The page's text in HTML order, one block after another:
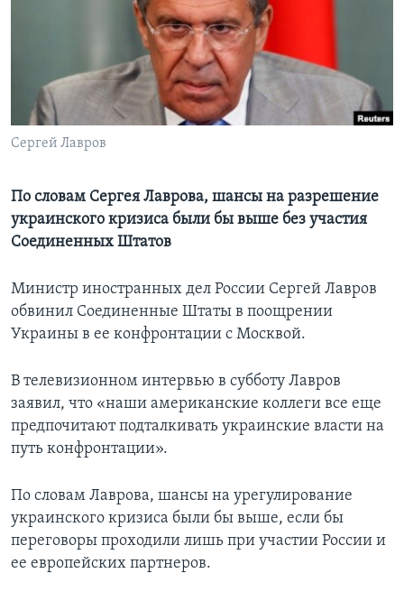
СОЦИАЛЬНЫЕ СЕТИ
Сергей Лавров
По словам Сергея Лаврова, шансы на разрешение
украинского кризиса были бы выше без участия
Соединенных Штатов
Министр иностранных дел России Сергей Лавров
обвинил Соединенные Штаты в поощрении
Украины в ее конфронтации с Москвой.
В телевизионном интервью в субботу Лавров
заявил, что «наши американские коллеги все еще
предпочитают подталкивать украинские власти на
путь конфронтации».
По словам Лаврова, шансы на урегулирование
украинского кризиса были бы выше, если бы
переговоры проходили лишь при участии России и
ее европейских партнеров.